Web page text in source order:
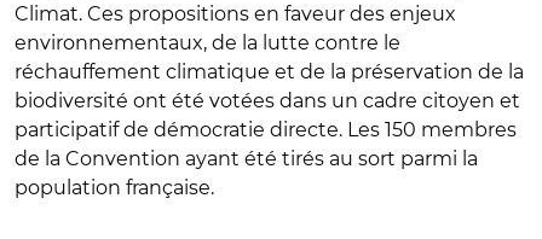
Climat. Ces propositions en faveur des enjeux
environnementaux, de la lutte contre le
réchauffement climatique et de la préservation de la
biodiversité ont été votées dans un cadre citoyen et
participatif de démocratie directe. Les 150 membres
de la Convention ayant été tirés au sort parmi la
population française.